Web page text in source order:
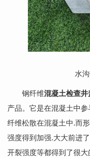
水
钢纤维混凝土检查井
产品。它是在混凝土中
纤维松散在混凝土中.而
强度得到加强.大大前进
开裂强度等都得到了很